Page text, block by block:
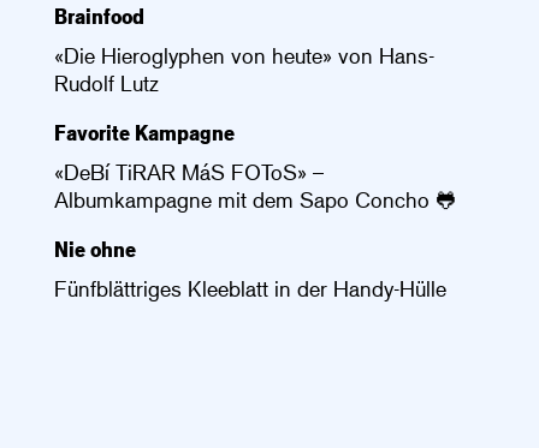
Brainfood
«Die Hieroglyphen von heute» von Hans-
Rudolf Lutz
Favorite Kampagne
«DeBí TiRAR MáS FOToS» –
Albumkampagne mit dem Sapo Concho 🐸
Nie ohne
Fünfblättriges Kleeblatt in der Handy-Hülle